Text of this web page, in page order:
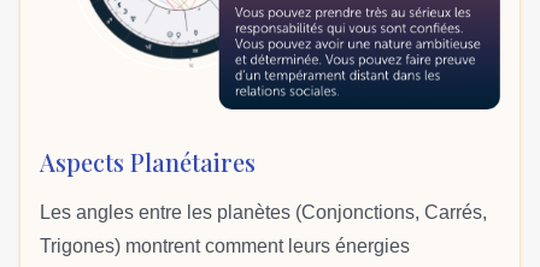
Aspects Planétaires
Les angles entre les planètes (Conjonctions, Carrés,
Trigones) montrent comment leurs énergies